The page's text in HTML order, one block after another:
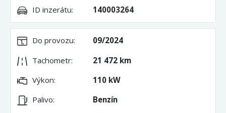
ID inzerátu:
140003264
Do provozu:
09/2024
Tachometr:
21 472 km
Výkon:
110 kW
Palivo:
Benzín